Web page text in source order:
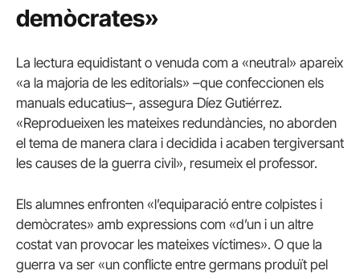
demòcrates»
La lectura equidistant o venuda com a «neutral» apareix
«a la majoria de les editorials» –que confeccionen els
manuals educatius–, assegura Díez Gutiérrez.
«Reprodueixen les mateixes redundàncies, no aborden
el tema de manera clara i decidida i acaben tergiversant
les causes de la guerra civil», resumeix el professor.
Els alumnes enfronten «l’equiparació entre colpistes i
demòcrates» amb expressions com «d’un i un altre
costat van provocar les mateixes víctimes». O que la
guerra va ser «un conflicte entre germans produït pel